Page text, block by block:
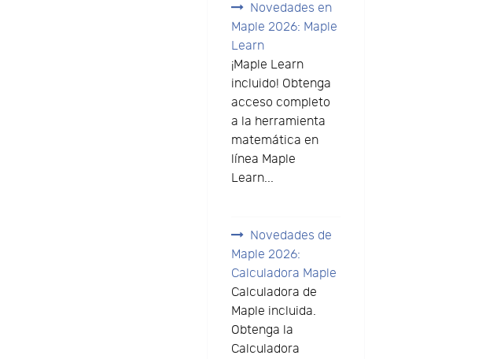
Novedades en
Maple 2026: Maple
Learn
¡Maple Learn
incluido! Obtenga
acceso completo
a la herramienta
matemática en
línea Maple
Learn...
Novedades de
Maple 2026:
Calculadora Maple
Calculadora de
Maple incluida.
Obtenga la
Calculadora